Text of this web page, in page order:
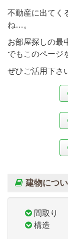
不動産に出てく
ね…。
お部屋探しの最
でもこのページ
ぜひご活用下さ
建物につ
間取り
構造